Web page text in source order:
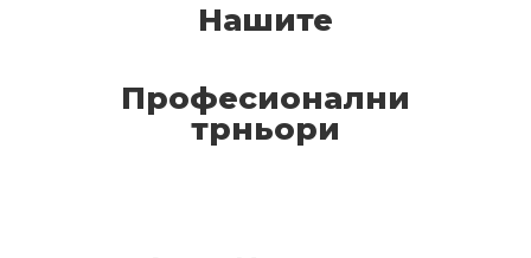
Нашите
Професионални
трньори